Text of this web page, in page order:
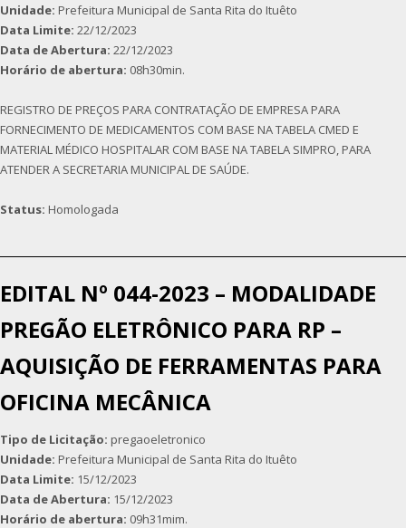
Unidade: Prefeitura Municipal de Santa Rita do Ituêto
Data Limite: 22/12/2023
Data de Abertura: 22/12/2023
Horário de abertura: 08h30min.
REGISTRO DE PREÇOS PARA CONTRATAÇÃO DE EMPRESA PARA
FORNECIMENTO DE MEDICAMENTOS COM BASE NA TABELA CMED E
MATERIAL MÉDICO HOSPITALAR COM BASE NA TABELA SIMPRO, PARA
ATENDER A SECRETARIA MUNICIPAL DE SAÚDE.
Status: Homologada
EDITAL Nº 044-2023 – MODALIDADE
PREGÃO ELETRÔNICO PARA RP –
AQUISIÇÃO DE FERRAMENTAS PARA
OFICINA MECÂNICA
Tipo de Licitação: pregaoeletronico
Unidade: Prefeitura Municipal de Santa Rita do Ituêto
Data Limite: 15/12/2023
Data de Abertura: 15/12/2023
Horário de abertura: 09h31mim.